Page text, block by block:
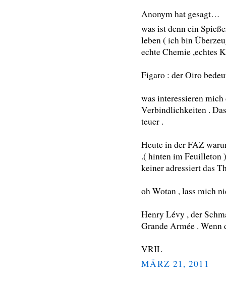
Anonym hat gesagt…
was ist denn ein
leben ( ich bin
echte Chemie ,echtes
Figaro : der Oiro
was interessieren
Verbindlichkeiten .
teuer .
Heute in der FAZ
.( hinten im Feuilleton
keiner adressiert das
oh Wotan , lass mich
Henry Lévy , der
Grande Armée . Wenn
VRIL
MÄRZ 21, 2011